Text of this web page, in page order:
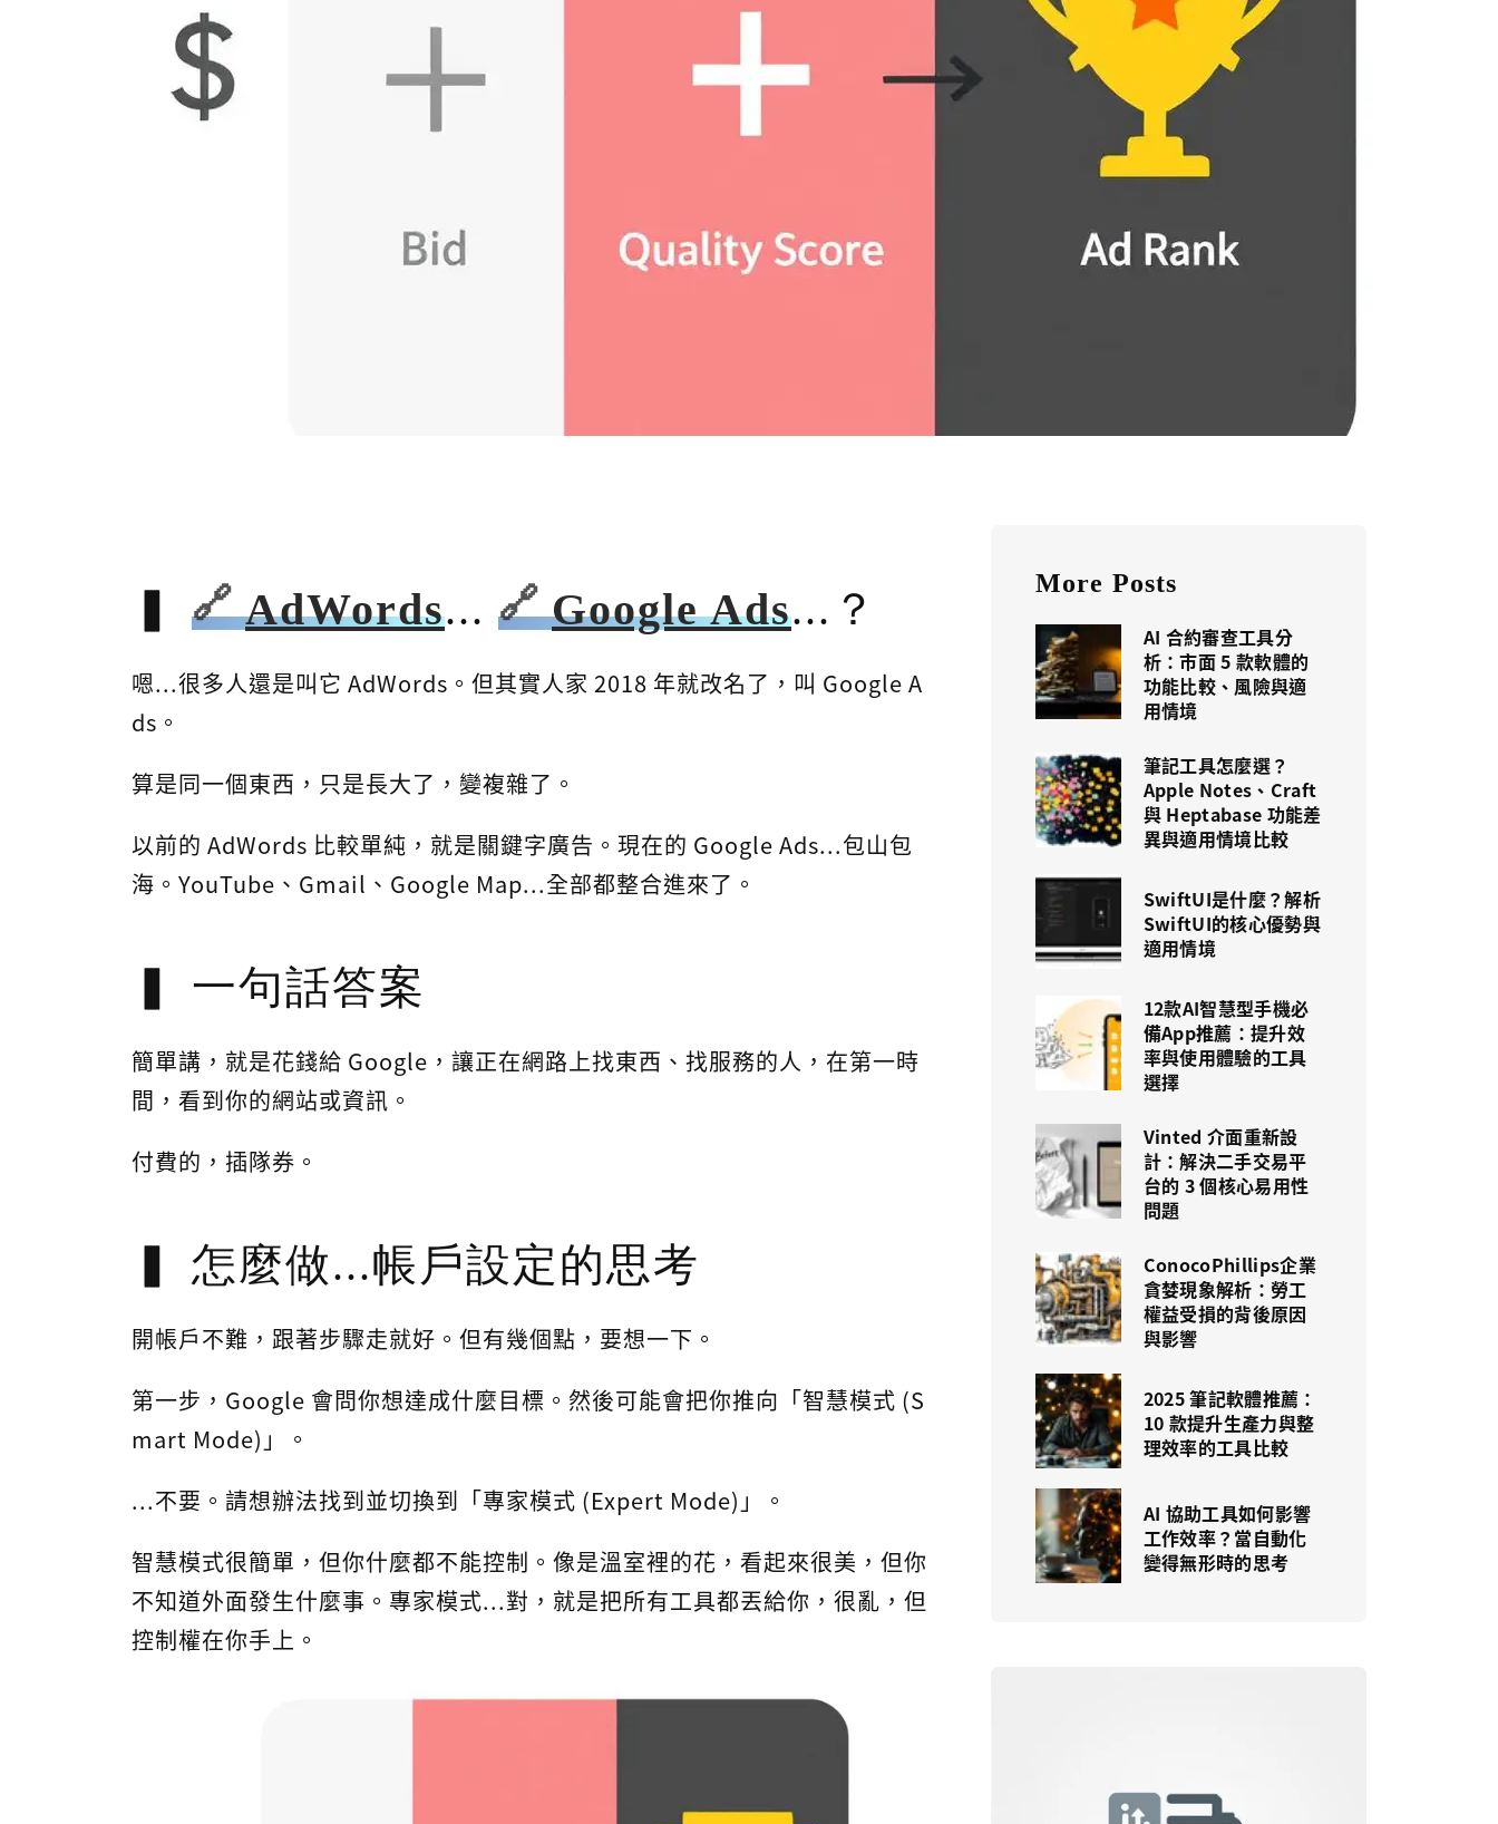
AdWords... Google Ads...？
嗯...很多人還是叫它 AdWords。但其實人家 2018 年就改名了，叫 Google A
ds。
算是同一個東西，只是長大了，變複雜了。
以前的 AdWords 比較單純，就是關鍵字廣告。現在的 Google Ads...包山包
海。YouTube、Gmail、Google Map...全部都整合進來了。
一句話答案
簡單講，就是花錢給 Google，讓正在網路上找東西、找服務的人，在第一時
間，看到你的網站或資訊。
付費的，插隊券。
怎麼做...帳戶設定的思考
開帳戶不難，跟著步驟走就好。但有幾個點，要想一下。
第一步，Google 會問你想達成什麼目標。然後可能會把你推向「智慧模式 (S
mart Mode)」。
...不要。請想辦法找到並切換到「專家模式 (Expert Mode)」。
智慧模式很簡單，但你什麼都不能控制。像是溫室裡的花，看起來很美，但你
不知道外面發生什麼事。專家模式...對，就是把所有工具都丟給你，很亂，但
控制權在你手上。
More Posts
AI 合約審查工具分
析：市面 5 款軟體的
功能比較、風險與適
用情境
筆記工具怎麼選？
Apple Notes、Craft
與 Heptabase 功能差
異與適用情境比較
SwiftUI是什麼？解析
SwiftUI的核心優勢與
適用情境
12款AI智慧型手機必
備App推薦：提升效
率與使用體驗的工具
選擇
Vinted 介面重新設
計：解決二手交易平
台的 3 個核心易用性
問題
ConocoPhillips企業
貪婪現象解析：勞工
權益受損的背後原因
與影響
2025 筆記軟體推薦：
10 款提升生產力與整
理效率的工具比較
AI 協助工具如何影響
工作效率？當自動化
變得無形時的思考